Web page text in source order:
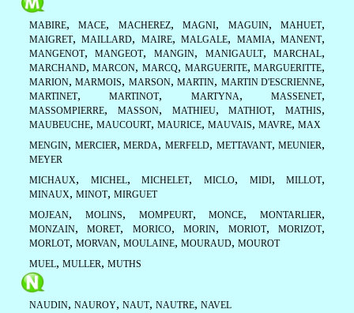
MABIRE,MACE, MACHEREZ,MAGNI, MAGUIN,MAHUET,
MAIGRET,MAILLARD, MAIRE,MALGALE, MAMIA,MANENT,
MANGENOT,MANGEOT, MANGIN, MANIGAULT,MARCHAL,
MARCHAND,MARCON, MARCQ, MARGUERITE,MARGUERITTE,
MARION,MARMOIS, MARSON,MARTIN, MARTIN D'ESCRIENNE,
MARTINET,MARTINOT, MARTYNA,MASSENET,
MASSOMPIERRE, MASSON, MATHIEU,MATHIOT,MATHIS,
MAUBEUCHE, MAUCOURT, MAURICE, MAUVAIS, MAVRE, MAX
MENGIN, MERCIER,MERDA, MERFELD, METTAVANT,MEUNIER,
MEYER
MICHAUX, MICHEL,MICHELET, MICLO, MIDI,MILLOT,
MINAUX, MINOT, MIRGUET
MOJEAN, MOLINS, MOMPEURT,MONCE,MONTARLIER,
MONZAIN,MORET, MORICO,MORIN, MORIOT,MORIZOT,
MORLOT, MORVAN, MOULAINE, MOURAUD, MOUROT
MUEL, MULLER, MUTHS
NAUDIN, NAUROY, NAUT, NAUTRE, NAVEL